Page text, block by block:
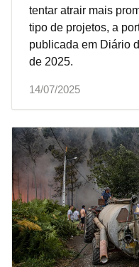
tentar atrair mais
tipo de projetos, a
publicada em Diário
de 2025.
14/07/2025